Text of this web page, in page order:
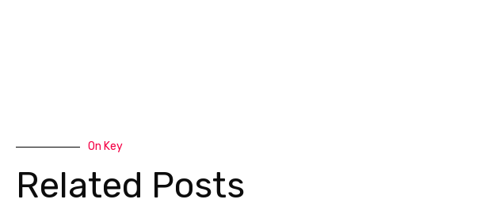
On Key
Related Posts